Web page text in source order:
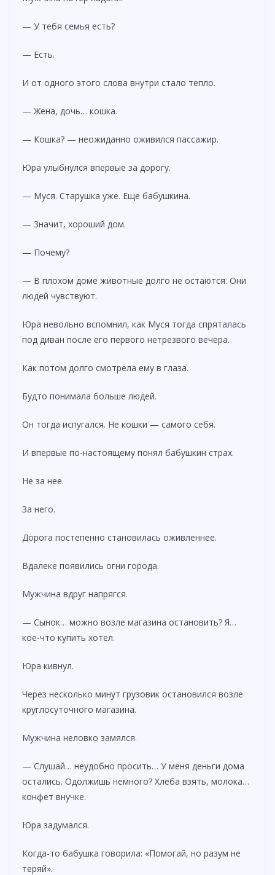
— У тебя семья есть?
— Есть.
И от одного этого слова внутри стало тепло.
— Жена, дочь… кошка.
— Кошка? — неожиданно оживился пассажир.
Юра улыбнулся впервые за дорогу.
— Муся. Старушка уже. Еще бабушкина.
— Значит, хороший дом.
— Почему?
— В плохом доме животные долго не остаются. Они
людей чувствуют.
Юра невольно вспомнил, как Муся тогда спряталась
под диван после его первого нетрезвого вечера.
Как потом долго смотрела ему в глаза.
Будто понимала больше людей.
Он тогда испугался. Не кошки — самого себя.
И впервые по-настоящему понял бабушкин страх.
Не за нее.
За него.
Дорога постепенно становилась оживленнее.
Вдалеке появились огни города.
Мужчина вдруг напрягся.
— Сынок… можно возле магазина остановить? Я…
кое-что купить хотел.
Юра кивнул.
Через несколько минут грузовик остановился возле
круглосуточного магазина.
Мужчина неловко замялся.
— Слушай… неудобно просить… У меня деньги дома
остались. Одолжишь немного? Хлеба взять, молока…
конфет внучке.
Юра задумался.
Когда-то бабушка говорила: «Помогай, но разум не
теряй».